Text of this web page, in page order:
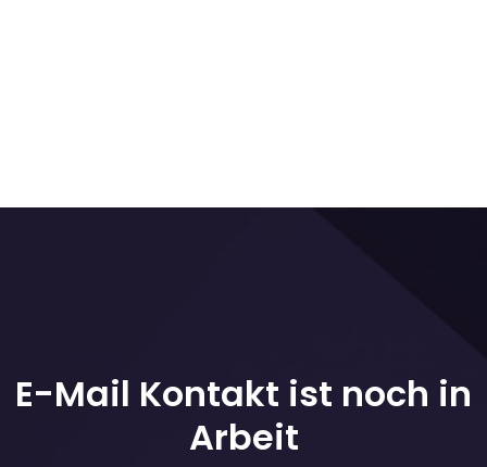
E-Mail Kontakt ist noch in
Arbeit